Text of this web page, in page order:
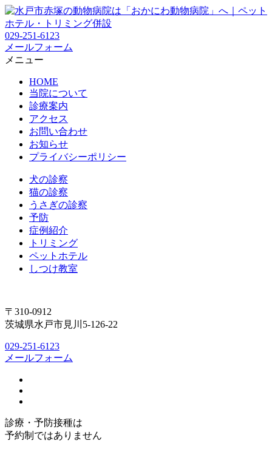
029-251-6123
メールフォーム
メニュー
HOME
当院について
診療案内
アクセス
お問い合わせ
お知らせ
プライバシーポリシー
犬の診察
猫の診察
うさぎの診察
予防
症例紹介
トリミング
ペットホテル
しつけ教室
〒310-0912
茨城県水戸市見川5-126-22
029-251-6123
メールフォーム
診療・予防接種は
予約制ではありません